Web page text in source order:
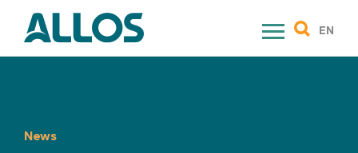
content
EN
News